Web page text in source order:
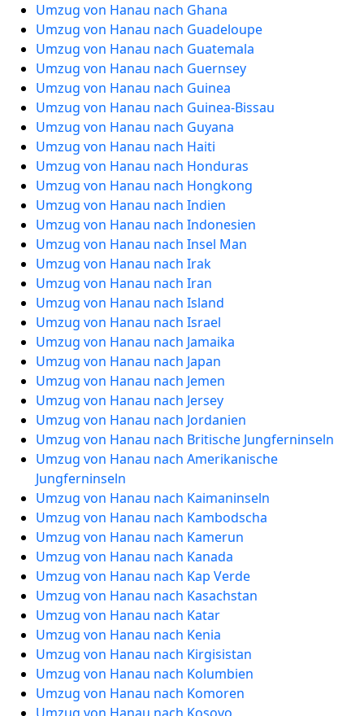
Umzug von Hanau nach Ghana
Umzug von Hanau nach Guadeloupe
Umzug von Hanau nach Guatemala
Umzug von Hanau nach Guernsey
Umzug von Hanau nach Guinea
Umzug von Hanau nach Guinea-Bissau
Umzug von Hanau nach Guyana
Umzug von Hanau nach Haiti
Umzug von Hanau nach Honduras
Umzug von Hanau nach Hongkong
Umzug von Hanau nach Indien
Umzug von Hanau nach Indonesien
Umzug von Hanau nach Insel Man
Umzug von Hanau nach Irak
Umzug von Hanau nach Iran
Umzug von Hanau nach Island
Umzug von Hanau nach Israel
Umzug von Hanau nach Jamaika
Umzug von Hanau nach Japan
Umzug von Hanau nach Jemen
Umzug von Hanau nach Jersey
Umzug von Hanau nach Jordanien
Umzug von Hanau nach Britische Jungferninseln
Umzug von Hanau nach Amerikanische
Jungferninseln
Umzug von Hanau nach Kaimaninseln
Umzug von Hanau nach Kambodscha
Umzug von Hanau nach Kamerun
Umzug von Hanau nach Kanada
Umzug von Hanau nach Kap Verde
Umzug von Hanau nach Kasachstan
Umzug von Hanau nach Katar
Umzug von Hanau nach Kenia
Umzug von Hanau nach Kirgisistan
Umzug von Hanau nach Kolumbien
Umzug von Hanau nach Komoren